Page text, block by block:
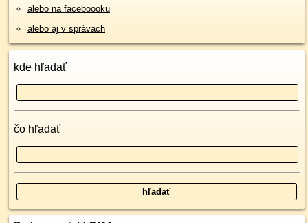
alebo na faceboooku
alebo aj v správach
kde hľadať
čo hľadať